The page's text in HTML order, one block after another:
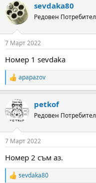
sevdaka80
Редовен Потребител
7 Март 2022
Номер 1 sevdaka
R
e
t
s
apapazov
petkof
Редовен Потребител
7 Март 2022
Номер 2 съм аз.
R
sevdaka80